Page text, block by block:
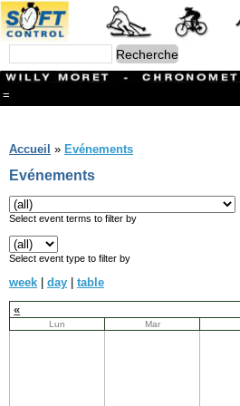
=
Branches
CONTACT
Ski ALPIN
Triathlon
Ski Nordique
Courses à pieds
Athlétisme
Slalom In-Line
Caisse à savon
Coupe "Journal La Gruyère"
Accueil » Evénements
Evénements
Select event terms to filter by
Select event type to filter by
week | day | table
«
Lun Mar